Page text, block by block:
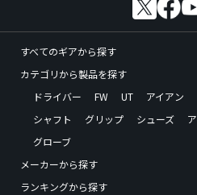
すべてのギアから探す
カテゴリから製品を探す
ドライバー
FW UT アイアン
シャフト
グリップ シューズ
グローブ
メーカーから探す
ランキングから探す